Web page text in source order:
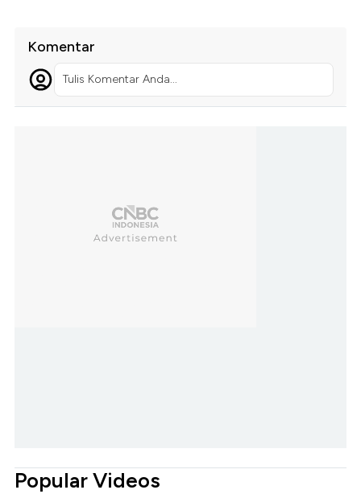
Komentar
Tulis Komentar Anda...
Popular Videos